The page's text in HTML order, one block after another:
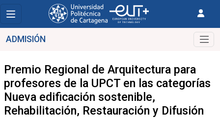
ADMISIÓN
Premio Regional de Arquitectura para
profesores de la UPCT en las categorías
Nueva edificación sostenible,
Rehabilitación, Restauración y Difusión